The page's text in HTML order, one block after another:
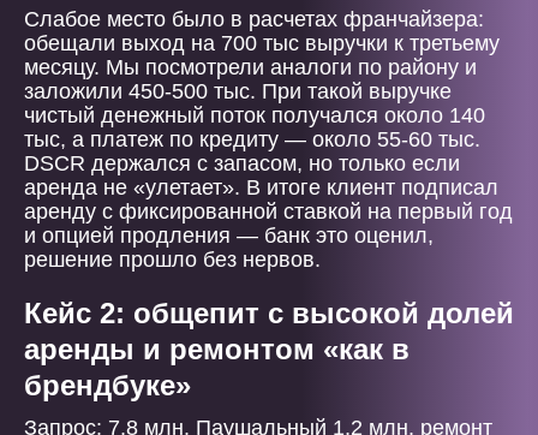
Слабое место было в расчетах франчайзера:
обещали выход на 700 тыс выручки к третьему
месяцу. Мы посмотрели аналоги по району и
заложили 450-500 тыс. При такой выручке
чистый денежный поток получался около 140
тыс, а платеж по кредиту — около 55-60 тыс.
DSCR держался с запасом, но только если
аренда не «улетает». В итоге клиент подписал
аренду с фиксированной ставкой на первый год
и опцией продления — банк это оценил,
решение прошло без нервов.
Кейс 2: общепит с высокой долей
аренды и ремонтом «как в
брендбуке»
Запрос: 7,8 млн. Паушальный 1,2 млн, ремонт